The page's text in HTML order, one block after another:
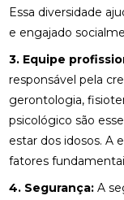
Essa diversidade
e engajado
3. Equipe
responsável pela
gerontologia,
psicológico são
estar dos idosos. A
fatores
4. Segurança: A